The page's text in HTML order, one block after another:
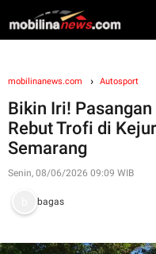
mobilinanews.com Autosport
Bikin Iri!
Rebut Trofi di
Semarang
Senin, 08/06/2026 09:09 WIB
bagas